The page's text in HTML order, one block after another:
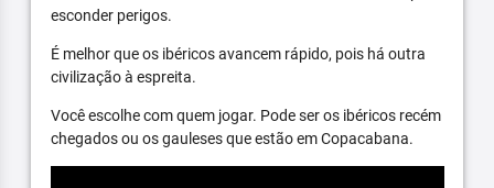
esconder perigos.
É melhor que os ibéricos avancem rápido, pois há outra
civilização à espreita.
Você escolhe com quem jogar. Pode ser os ibéricos recém
chegados ou os gauleses que estão em Copacabana.